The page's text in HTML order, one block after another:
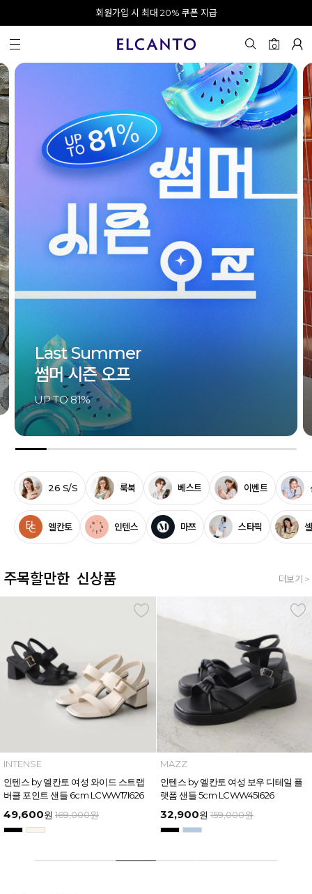
오전 10시 이전 결제 완료 시 오늘 출발!
회원가입 시 최대 20% 쿠폰 지급
카카오 채널 추가 시 10% 쿠폰 증정
0
Last Summer
썸머 시즌 오프
UP TO 81%
26 S/S 룩북 베스트 이벤트
엘칸토 인텐스 마쯔 스타픽
주목할만한 신상품 더보기 >
INTENSE
인텐스 by 엘칸토 여성 와이드 스트랩
버클 포인트 샌들 6cm LCWW17I626
49,600원 169,000원
MAZZ
인텐스 by 엘칸토 여성 보우 디테일 플
랫폼 샌들 5cm LCWW45I626
32,900원 159,000원